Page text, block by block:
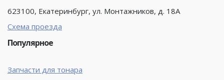
623100, Екатеринбург, ул. Монтажников, д. 18А
Схема проезда
Популярное
Запчасти для тонара